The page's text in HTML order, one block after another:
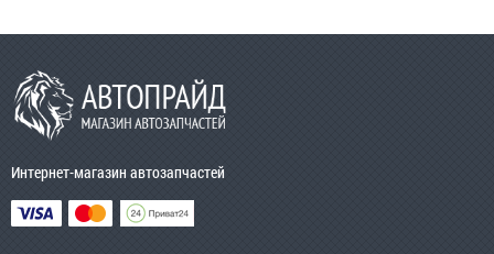
Интернет-магазин автозапчастей